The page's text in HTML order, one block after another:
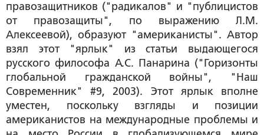
правозащитников ("радикалов" и "публицистов
от правозащиты", по выражению Л.М.
Алексеевой), образуют "американисты". Автор
взял этот "ярлык" из статьи выдающегося
русского философа А.С. Панарина ("Горизонты
глобальной гражданской войны", "Наш
Современник" #9, 2003). Этот ярлык вполне
уместен, поскольку взгляды и позиции
американистов на международные проблемы и